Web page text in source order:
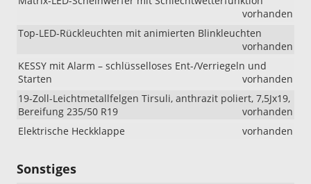
vorhanden
Top-LED-Rückleuchten mit animierten Blinkleuchten
vorhanden
KESSY mit Alarm – schlüsselloses Ent-/Verriegeln und
Starten
vorhanden
19-Zoll-Leichtmetallfelgen Tirsuli, anthrazit poliert, 7,5Jx19,
Bereifung 235/50 R19
vorhanden
Elektrische Heckklappe
vorhanden
Sonstiges